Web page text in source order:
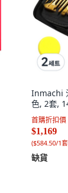
Inmachi
色, 2套,
首購折扣價
$1,169
($584.50/1套
缺貨